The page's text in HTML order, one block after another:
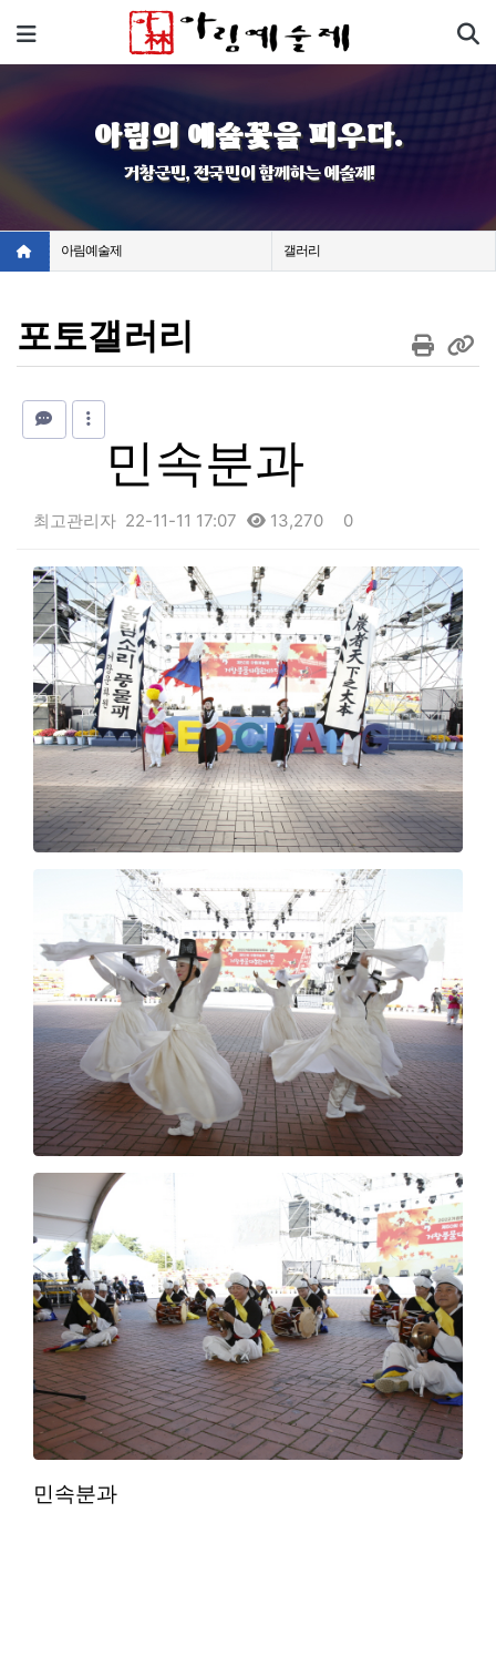
메뉴
아림의 예술꽃을 피우다.
거창군민, 전국민이 함께하는 예술제!
아림예술제 갤러리
포토갤러리
민속분과
최고관리자 22-11-11 17:07 13,270 0
본문
민속분과